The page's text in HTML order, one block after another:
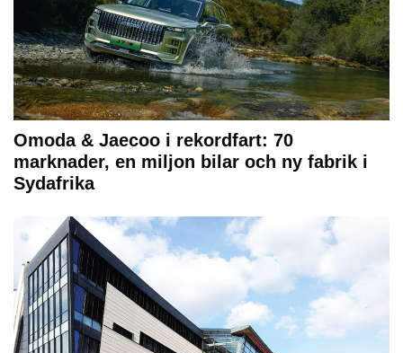
Omoda & Jaecoo i rekordfart: 70
marknader, en miljon bilar och ny fabrik i
Sydafrika